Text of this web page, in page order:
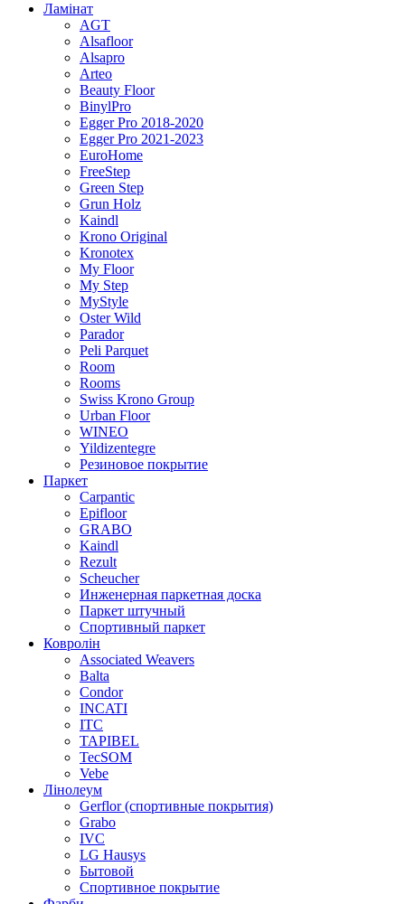
Ламінат
AGT
Alsafloor
Alsapro
Arteo
Beauty Floor
BinylPro
Egger Pro 2018-2020
Egger Pro 2021-2023
EuroHome
FreeStep
Green Step
Grun Holz
Kaindl
Krono Original
Kronotex
My Floor
My Step
MyStyle
Oster Wild
Parador
Peli Parquet
Room
Rooms
Swiss Krono Group
Urban Floor
WINEO
Yildizentegre
Резиновое покрытие
Паркет
Carpantic
Epifloor
GRABO
Kaindl
Rezult
Scheucher
Инженерная паркетная доска
Паркет штучный
Спортивный паркет
Ковролін
Associated Weavers
Balta
Condor
INCATI
ITC
TAPIBEL
TecSOM
Vebe
Лінолеум
Gerflor (спортивные покрытия)
Grabo
IVC
LG Hausys
Бытовой
Спортивное покрытие